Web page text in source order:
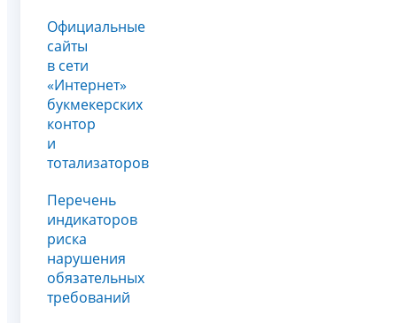
Официальные
сайты
в сети
«Интернет»
букмекерских
контор
и
тотализаторов
Перечень
индикаторов
риска
нарушения
обязательных
требований